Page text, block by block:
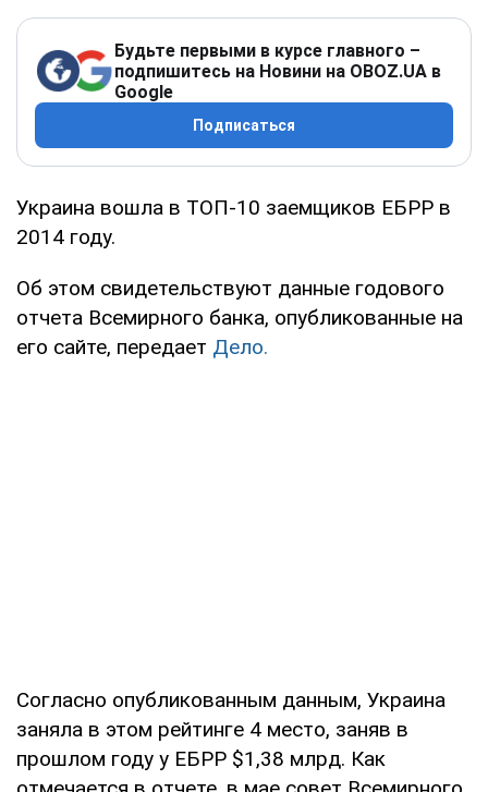
Будьте первыми в курсе главного –
подпишитесь на Новини на OBOZ.UA в
Google
Подписаться
Украина вошла в ТОП-10 заемщиков ЕБРР в
2014 году.
Об этом свидетельствуют данные годового
отчета Всемирного банка, опубликованные на
его сайте, передает Дело.
Согласно опубликованным данным, Украина
заняла в этом рейтинге 4 место, заняв в
прошлом году у ЕБРР $1,38 млрд. Как